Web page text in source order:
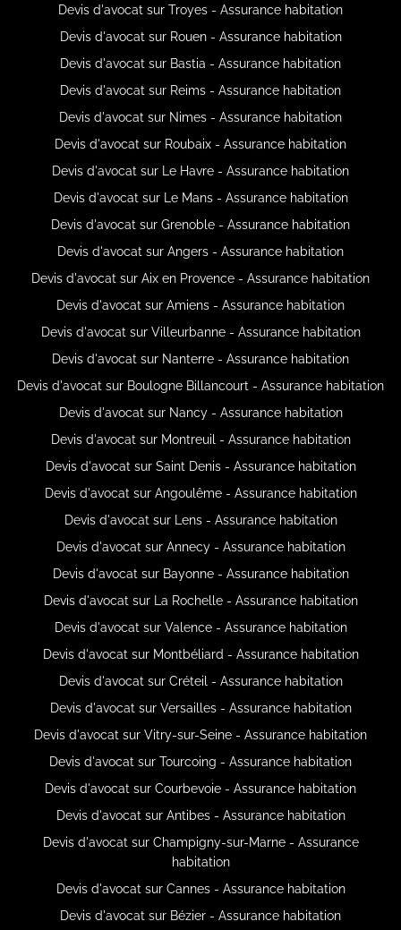
Devis d'avocat sur Troyes - Assurance habitation
Devis d'avocat sur Rouen - Assurance habitation
Devis d'avocat sur Bastia - Assurance habitation
Devis d'avocat sur Reims - Assurance habitation
Devis d'avocat sur Nimes - Assurance habitation
Devis d'avocat sur Roubaix - Assurance habitation
Devis d'avocat sur Le Havre - Assurance habitation
Devis d'avocat sur Le Mans - Assurance habitation
Devis d'avocat sur Grenoble - Assurance habitation
Devis d'avocat sur Angers - Assurance habitation
Devis d'avocat sur Aix en Provence - Assurance habitation
Devis d'avocat sur Amiens - Assurance habitation
Devis d'avocat sur Villeurbanne - Assurance habitation
Devis d'avocat sur Nanterre - Assurance habitation
Devis d'avocat sur Boulogne Billancourt - Assurance habitation
Devis d'avocat sur Nancy - Assurance habitation
Devis d'avocat sur Montreuil - Assurance habitation
Devis d'avocat sur Saint Denis - Assurance habitation
Devis d'avocat sur Angoulême - Assurance habitation
Devis d'avocat sur Lens - Assurance habitation
Devis d'avocat sur Annecy - Assurance habitation
Devis d'avocat sur Bayonne - Assurance habitation
Devis d'avocat sur La Rochelle - Assurance habitation
Devis d'avocat sur Valence - Assurance habitation
Devis d'avocat sur Montbéliard - Assurance habitation
Devis d'avocat sur Créteil - Assurance habitation
Devis d'avocat sur Versailles - Assurance habitation
Devis d'avocat sur Vitry-sur-Seine - Assurance habitation
Devis d'avocat sur Tourcoing - Assurance habitation
Devis d'avocat sur Courbevoie - Assurance habitation
Devis d'avocat sur Antibes - Assurance habitation
Devis d'avocat sur Champigny-sur-Marne - Assurance
habitation
Devis d'avocat sur Cannes - Assurance habitation
Devis d'avocat sur Bézier - Assurance habitation